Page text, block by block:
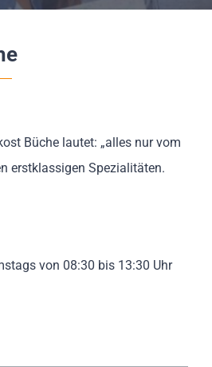
Büche lautet: „alles nur vom
erstklassigen Spezialitäten.
von 08:30 bis 13:30 Uhr